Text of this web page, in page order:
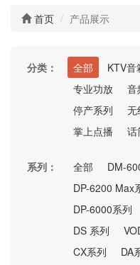
首页 产品展示
分类： 全部 KTV音
专业功放
音
停产系列
无
掌上点播
话
系列： 全部
DM-
DP-6200 Max
DP-6000系列
DS 系列
CX系列
DA